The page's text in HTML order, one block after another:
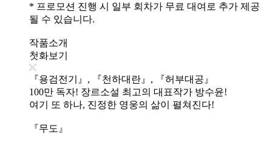
* 프로모션 진행 시 일부 회차가 무료 대여로 추가 제공
될 수 있습니다.
작품소개
첫화보기
『용검전기』, 『천하대란』, 『허부대공』
100만 독자! 장르소설 최고의 대표작가 방수윤!
여기 또 하나, 진정한 영웅의 삶이 펼쳐진다!
『무도』